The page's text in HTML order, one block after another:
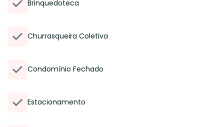
Brinquedoteca
Churrasqueira Coletiva
Condomínio Fechado
Estacionamento